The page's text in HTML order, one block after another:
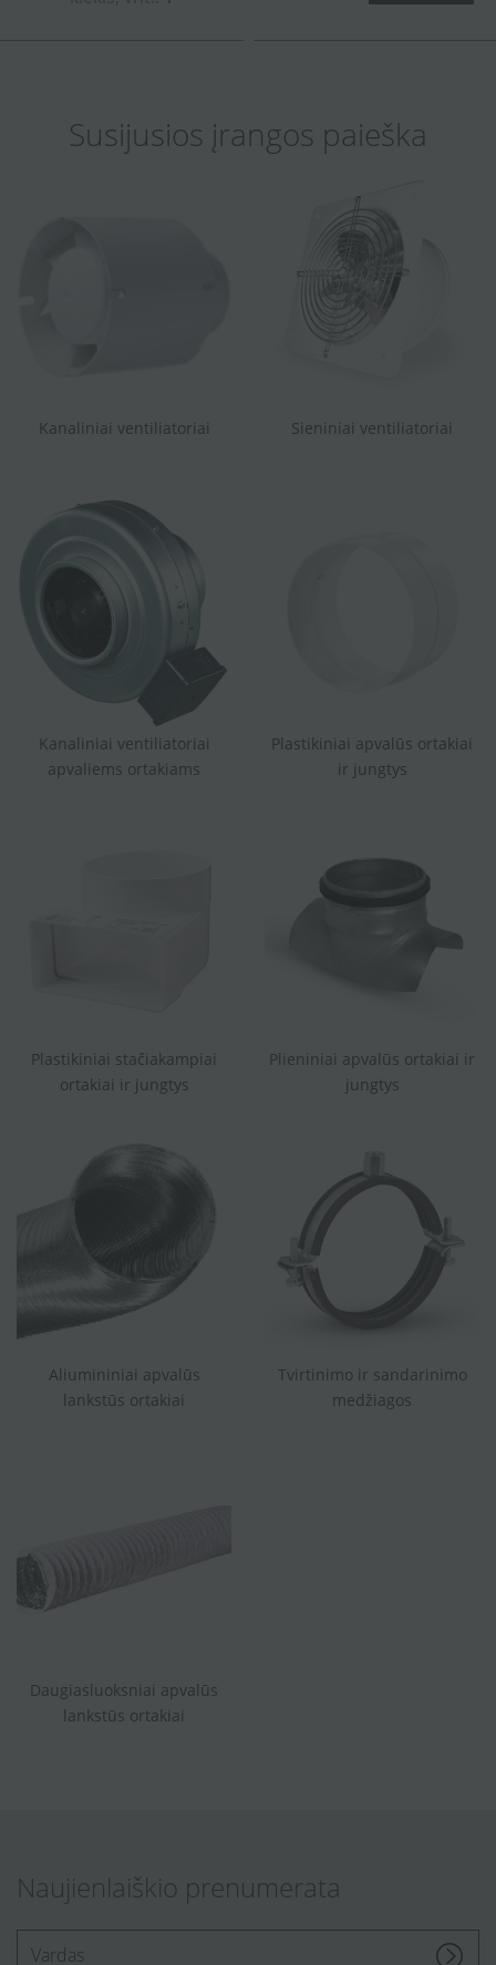
Susijusios įrangos paieška
Kanaliniai ventiliatoriai Sieniniai ventiliatoriai
Kanaliniai ventiliatoriai
apvaliems ortakiams
Plastikiniai apvalūs ortakiai
ir jungtys
Plastikiniai stačiakampiai
ortakiai ir jungtys
Plieniniai apvalūs ortakiai ir
jungtys
Aliumininiai apvalūs
lankstūs ortakiai
Tvirtinimo ir sandarinimo
medžiagos
Daugiasluoksniai apvalūs
lankstūs ortakiai
Naujienlaiškio prenumerata